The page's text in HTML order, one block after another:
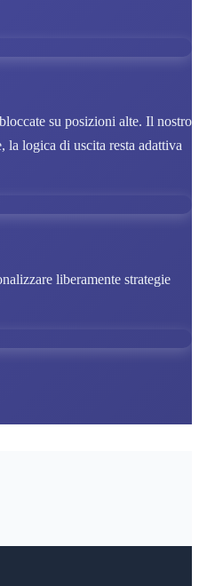
su posizioni alte. Il nostro
logica di uscita resta adattiva
liberamente strategie